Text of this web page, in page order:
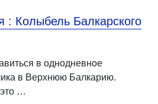
: Колыбель Балкарского
в однодневное
в Верхнюю Балкарию.
…